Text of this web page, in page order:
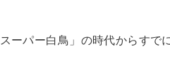
ーパー白鳥」の時代からすで